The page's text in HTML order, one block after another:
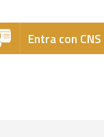
Entra con CNS